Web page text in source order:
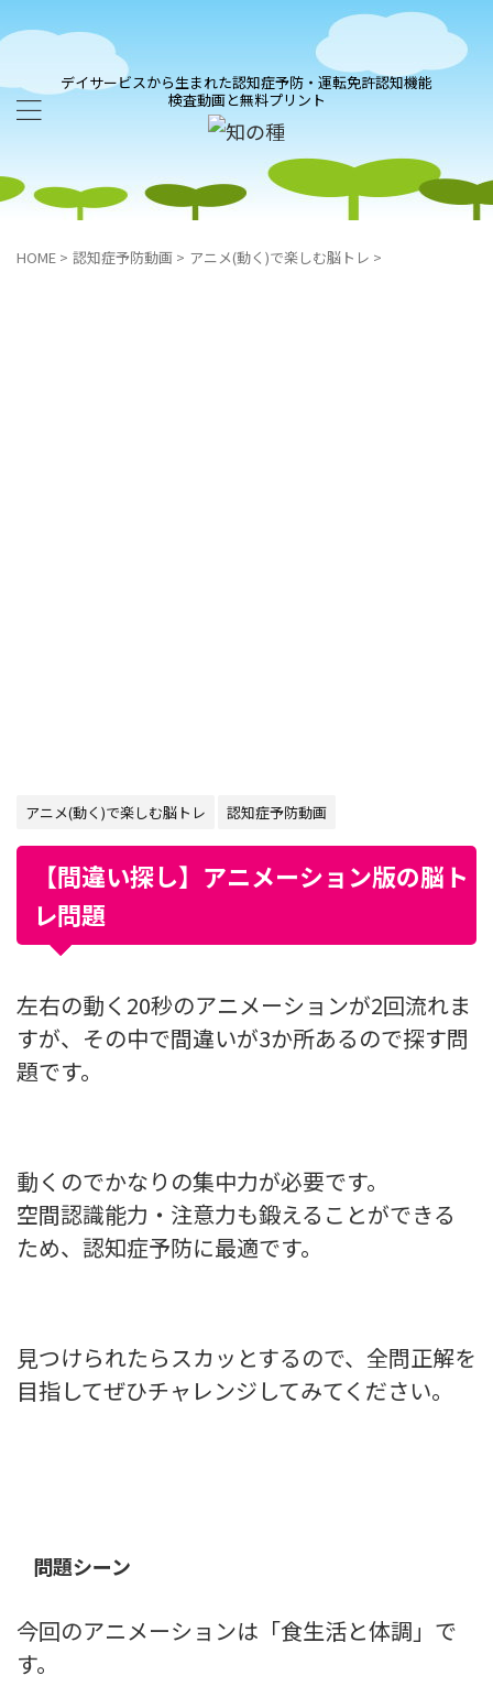
デイサービスから生まれた認知症予防・運転免許認知機能
検査動画と無料プリント
HOME > 認知症予防動画 > アニメ(動く)で楽しむ脳トレ >
アニメ(動く)で楽しむ脳トレ 認知症予防動画
【間違い探し】アニメーション版の脳ト
レ問題
左右の動く20秒のアニメーションが2回流れま
すが、その中で間違いが3か所あるので探す問
題です。
動くのでかなりの集中力が必要です。
空間認識能力・注意力も鍛えることができる
ため、認知症予防に最適です。
見つけられたらスカッとするので、全問正解を
目指してぜひチャレンジしてみてください。
問題シーン
今回のアニメーションは「食生活と体調」で
す。